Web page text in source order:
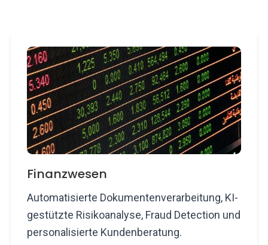
Finanzwesen
Automatisierte Dokumentenverarbeitung, KI-
gestützte Risikoanalyse, Fraud Detection und
personalisierte Kundenberatung.